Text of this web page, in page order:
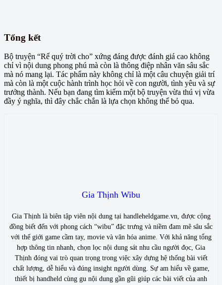
Tổng kết
Bộ truyện “Rể quý trời cho” xứng đáng được đánh giá cao không
chỉ vì nội dung phong phú mà còn là thông điệp nhân văn sâu sắc
mà nó mang lại. Tác phẩm này không chỉ là một câu chuyện giải trí
mà còn là một cuộc hành trình học hỏi về con người, tình yêu và sự
trưởng thành. Nếu bạn đang tìm kiếm một bộ truyện vừa thú vị vừa
đầy ý nghĩa, thì đây chắc chắn là lựa chọn không thể bỏ qua.
Gia Thịnh Wibu
Gia Thịnh là biên tập viên nội dung tại handleheldgame.vn, được cộng
đồng biết đến với phong cách “wibu” đặc trưng và niềm đam mê sâu sắc
với thế giới game cầm tay, movie và văn hóa anime. Với khả năng tổng
hợp thông tin nhanh, chọn lọc nội dung sát nhu cầu người đọc, Gia
Thịnh đóng vai trò quan trọng trong việc xây dựng hệ thống bài viết
chất lượng, dễ hiểu và đúng insight người dùng. Sự am hiểu về game,
thiết bị handheld cùng gu nội dung gần gũi giúp các bài viết của anh